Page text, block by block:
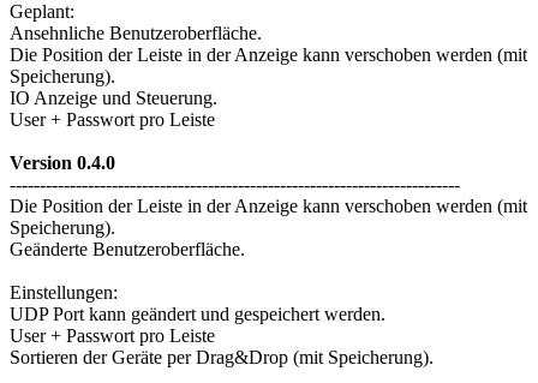
Geplant:
Ansehnliche Benutzeroberfläche.
Die Position der Leiste in der Anzeige kann verschoben werden (mit
Speicherung).
IO Anzeige und Steuerung.
User + Passwort pro Leiste
Version 0.4.0
---------------------------------------------------------------------------
Die Position der Leiste in der Anzeige kann verschoben werden (mit
Speicherung).
Geänderte Benutzeroberfläche.
Einstellungen:
UDP Port kann geändert und gespeichert werden.
User + Passwort pro Leiste
Sortieren der Geräte per Drag&Drop (mit Speicherung).